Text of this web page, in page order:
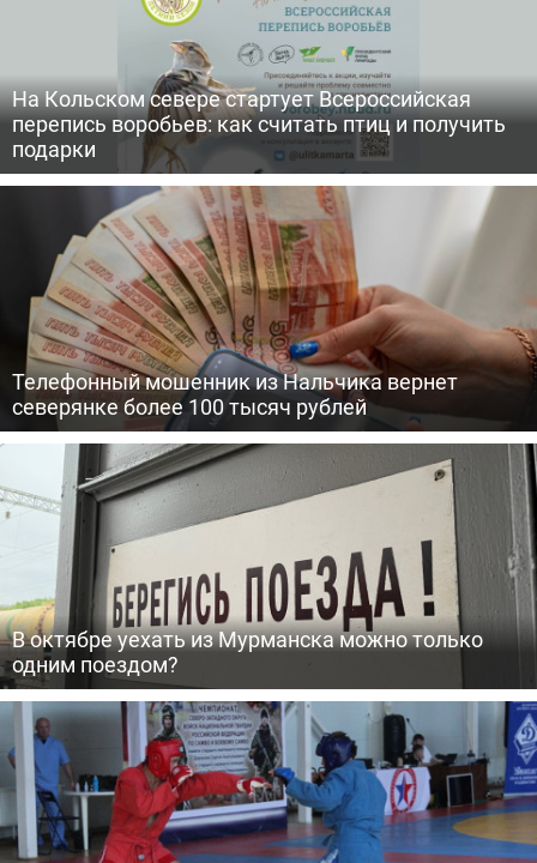
На Кольском севере стартует Всероссийская
перепись воробьев: как считать птиц и получить
подарки
Телефонный мошенник из Нальчика вернет
северянке более 100 тысяч рублей
В октябре уехать из Мурманска можно только
одним поездом?